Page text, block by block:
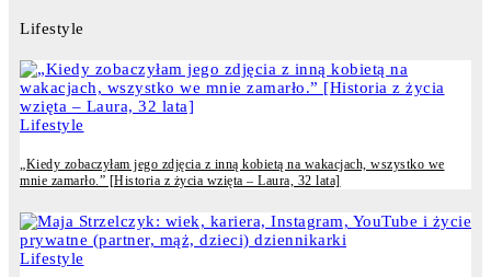
Lifestyle
Lifestyle
„Kiedy zobaczyłam jego zdjęcia z inną kobietą na wakacjach, wszystko we
mnie zamarło.” [Historia z życia wzięta – Laura, 32 lata]
Lifestyle